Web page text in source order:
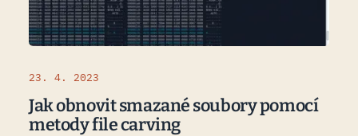
23. 4. 2023
Jak obnovit smazané soubory pomocí
metody file carving